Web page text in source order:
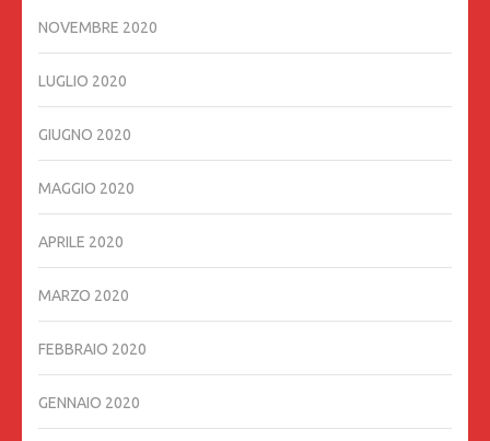
NOVEMBRE 2020
LUGLIO 2020
GIUGNO 2020
MAGGIO 2020
APRILE 2020
MARZO 2020
FEBBRAIO 2020
GENNAIO 2020